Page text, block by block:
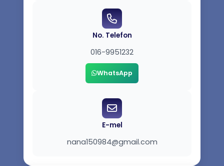
No. Telefon
016-9951232
WhatsApp
E-mel
nana150984@gmail.com